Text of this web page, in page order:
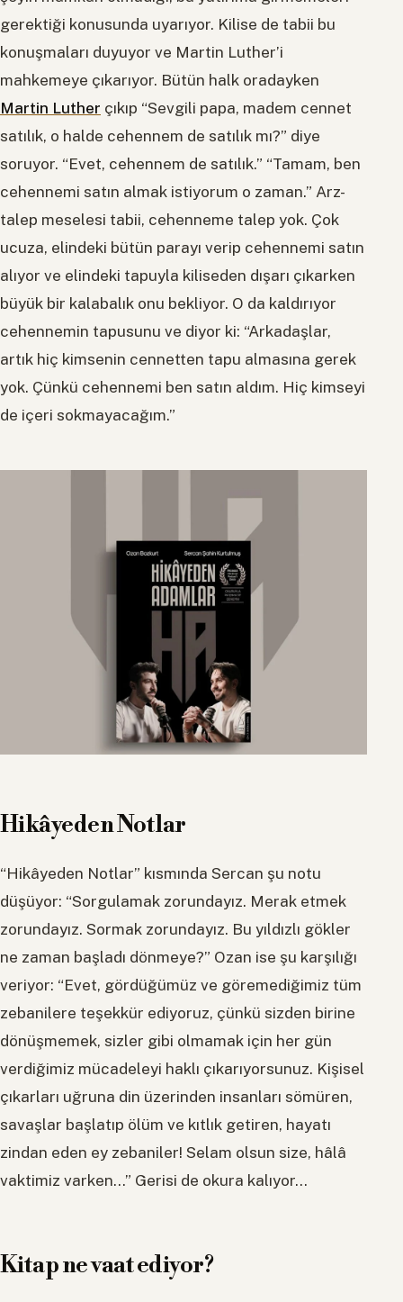
gerektiği konusunda uyarıyor. Kilise de tabii bu
konuşmaları duyuyor ve Martin Luther’i
mahkemeye çıkarıyor. Bütün halk oradayken
Martin Luther çıkıp “Sevgili papa, madem cennet
satılık, o halde cehennem de satılık mı?” diye
soruyor. “Evet, cehennem de satılık.” “Tamam, ben
cehennemi satın almak istiyorum o zaman.” Arz-
talep meselesi tabii, cehenneme talep yok. Çok
ucuza, elindeki bütün parayı verip cehennemi satın
alıyor ve elindeki tapuyla kiliseden dışarı çıkarken
büyük bir kalabalık onu bekliyor. O da kaldırıyor
cehennemin tapusunu ve diyor ki: “Arkadaşlar,
artık hiç kimsenin cennetten tapu almasına gerek
yok. Çünkü cehennemi ben satın aldım. Hiç kimseyi
de içeri sokmayacağım.”
Hikâyeden Notlar
“Hikâyeden Notlar” kısmında Sercan şu notu
düşüyor: “Sorgulamak zorundayız. Merak etmek
zorundayız. Sormak zorundayız. Bu yıldızlı gökler
ne zaman başladı dönmeye?” Ozan ise şu karşılığı
veriyor: “Evet, gördüğümüz ve göremediğimiz tüm
zebanilere teşekkür ediyoruz, çünkü sizden birine
dönüşmemek, sizler gibi olmamak için her gün
verdiğimiz mücadeleyi haklı çıkarıyorsunuz. Kişisel
çıkarları uğruna din üzerinden insanları sömüren,
savaşlar başlatıp ölüm ve kıtlık getiren, hayatı
zindan eden ey zebaniler! Selam olsun size, hâlâ
vaktimiz varken…” Gerisi de okura kalıyor…
Kitap ne vaat ediyor?